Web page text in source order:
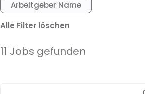
Arbeitgeber Name
Alle Filter löschen
11 Jobs gefunden